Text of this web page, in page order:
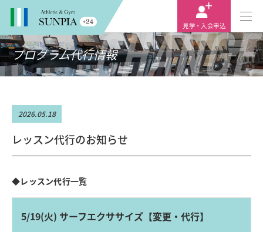
見学・入会申込
CHANGE
プログラム代行情報
2026.05.18
レッスン代行のお知らせ
◆レッスン代行一覧
5/19(火) サーフエクササイズ【変更・代行】